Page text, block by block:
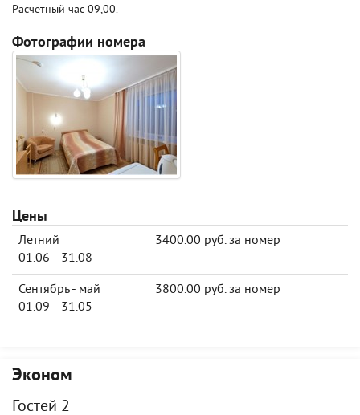
Расчетный час 09,00.
Фотографии номера
Цены
Летний
01.06 - 31.08
3400.00 руб. за номер
Сентябрь - май
01.09 - 31.05
3800.00 руб. за номер
Эконом
Гостей 2